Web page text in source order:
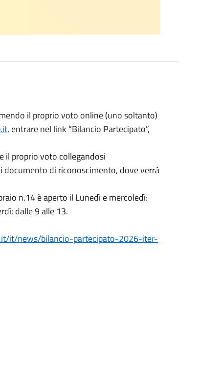
il proprio voto online (uno soltanto)
, entrare nel link “Bilancio Partecipato”,
il proprio voto collegandosi
documento di riconoscimento, dove verrà
n.14 è aperto il Lunedì e mercoledì:
dalle 9 alle 13.
it/news/bilancio-partecipato-2026-iter-